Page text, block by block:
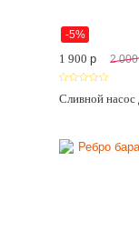
-5%
1 900 p 2 000
Сливной